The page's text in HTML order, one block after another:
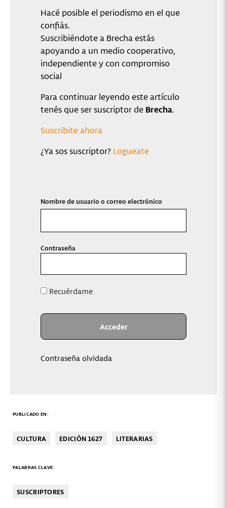
Hacé posible el periodismo en el que
confiás.
Suscribiéndote a Brecha estás
apoyando a un medio cooperativo,
independiente y con compromiso
social
Para continuar leyendo este artículo
tenés que ser suscriptor de Brecha.
Suscribite ahora
¿Ya sos suscriptor? Logueate
Nombre de usuario o correo electrónico
Contraseña
Recuérdame
Contraseña olvidada
PUBLICADO EN:
CULTURA EDICIÓN 1627 LITERARIAS
PALABRAS CLAVE:
SUSCRIPTORES